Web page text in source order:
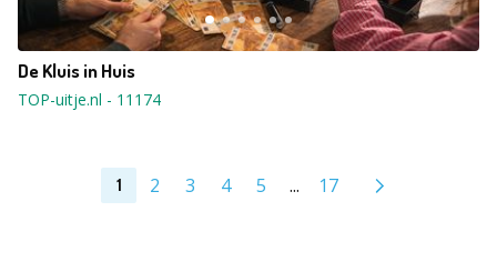
De Kluis in Huis
TOP-uitje.nl - 11174
1 2 3 4 5 ... 17